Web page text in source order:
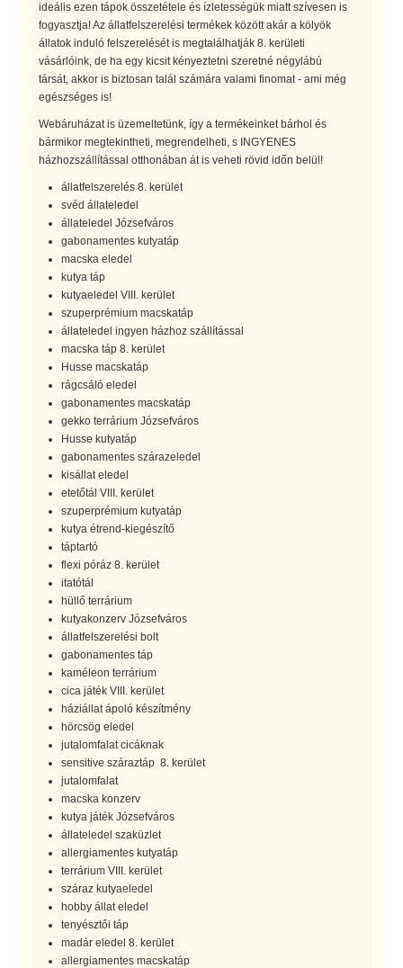
ideális ezen tápok összetétele és ízletességük miatt szívesen is
fogyasztja! Az állatfelszerelési termékek között akár a kölyök
állatok induló felszerelését is megtalálhatják 8. kerületi
vásárlóink, de ha egy kicsit kényeztetni szeretné négylábú
társát, akkor is biztosan talál számára valami finomat - ami még
egészséges is!
Webáruházat is üzemeltetünk, így a termékeinket bárhol és
bármikor megtekintheti, megrendelheti, s INGYENES
házhozszállítással otthonában át is veheti rövid időn belül!
állatfelszerelés 8. kerület
svéd állateledel
állateledel Józsefváros
gabonamentes kutyatáp
macska eledel
kutya táp
kutyaeledel VIII. kerület
szuperprémium macskatáp
állateledel ingyen házhoz szállítással
macska táp 8. kerület
Husse macskatáp
rágcsáló eledel
gabonamentes macskatáp
gekko terrárium Józsefváros
Husse kutyatáp
gabonamentes szárazeledel
kisállat eledel
etetőtál VIII. kerület
szuperprémium kutyatáp
kutya étrend-kiegészítő
táptartó
flexi póráz 8. kerület
itatótál
hüllő terrárium
kutyakonzerv Józsefváros
állatfelszerelési bolt
gabonamentes táp
kaméleon terrárium
cica játék VIII. kerület
háziállat ápoló készítmény
hörcsög eledel
jutalomfalat cicáknak
sensitive száraztáp 8. kerület
jutalomfalat
macska konzerv
kutya játék Józsefváros
állateledel szaküzlet
allergiamentes kutyatáp
terrárium VIII. kerület
száraz kutyaeledel
hobby állat eledel
tenyésztői táp
madár eledel 8. kerület
allergiamentes macskatáp